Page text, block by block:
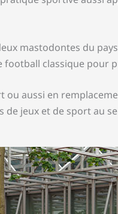
mastodontes du
football classique pour
aussi en
jeux et de sport au